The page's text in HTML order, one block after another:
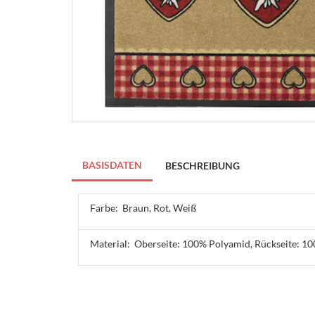
BASISDATEN BESCHREIBUNG
Farbe: Braun, Rot, Weiß
Material: Oberseite: 100% Polyamid, Rückseite: